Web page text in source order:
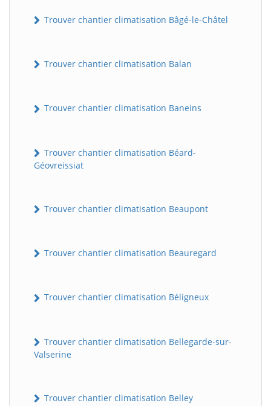
Trouver chantier climatisation Bâgé-le-Châtel
Trouver chantier climatisation Balan
Trouver chantier climatisation Baneins
Trouver chantier climatisation Béard-
Géovreissiat
Trouver chantier climatisation Beaupont
Trouver chantier climatisation Beauregard
Trouver chantier climatisation Béligneux
Trouver chantier climatisation Bellegarde-sur-
Valserine
Trouver chantier climatisation Belley